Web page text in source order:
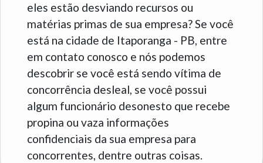
eles estão desviando recursos ou
matérias primas de sua empresa? Se você
está na cidade de Itaporanga - PB, entre
em contato conosco e nós podemos
descobrir se você está sendo vítima de
concorrência desleal, se você possui
algum funcionário desonesto que recebe
propina ou vaza informações
confidenciais da sua empresa para
concorrentes, dentre outras coisas.